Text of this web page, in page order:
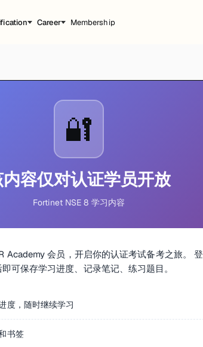
Career Membership
🔐
容仅对认证学员开放
Fortinet NSE 8 学习内容
Academy 会员，开启你的认证考试备考之旅。 登
可保存学习进度、记录笔记、练习题目。
度，随时继续学习
书签